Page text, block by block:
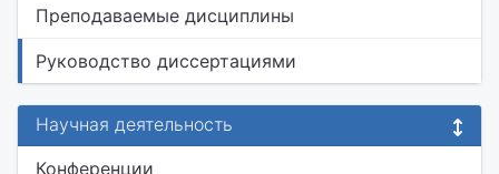
Преподаваемые дисциплины
Руководство диссертациями
Научная деятельность
Конференции